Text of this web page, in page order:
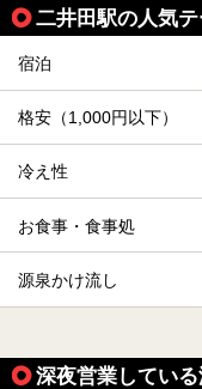
二井田駅の人気
宿泊
格安（1,000円以下）
冷え性
お食事・食事処
源泉かけ流し
深夜営業してい